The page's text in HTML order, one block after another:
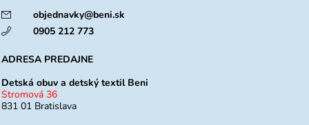
objednavky@beni.sk
0905 212 773
ADRESA PREDAJNE
Detská obuv a detský textil Beni
Stromová 36
831 01 Bratislava